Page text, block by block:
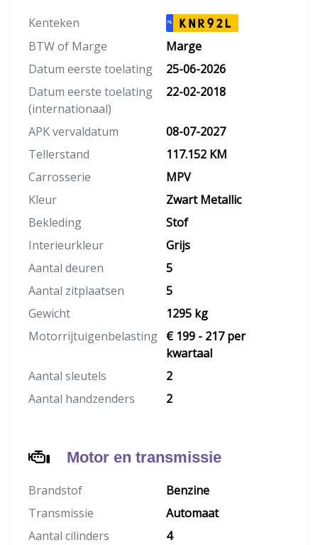
Kenteken NL KNR92L
BTW of Marge
Marge
Datum eerste toelating
25-06-2026
Datum eerste toelating
(internationaal)
22-02-2018
APK vervaldatum
08-07-2027
Tellerstand
117.152 KM
Carrosserie
MPV
Kleur
Zwart Metallic
Bekleding
Stof
Interieurkleur
Grijs
Aantal deuren
5
Aantal zitplaatsen
5
Gewicht
1295 kg
Motorrijtuigenbelasting € 199 - 217 per
kwartaal
Aantal sleutels
2
Aantal handzenders
2
Motor en transmissie
Brandstof
Benzine
Transmissie
Automaat
Aantal cilinders
4